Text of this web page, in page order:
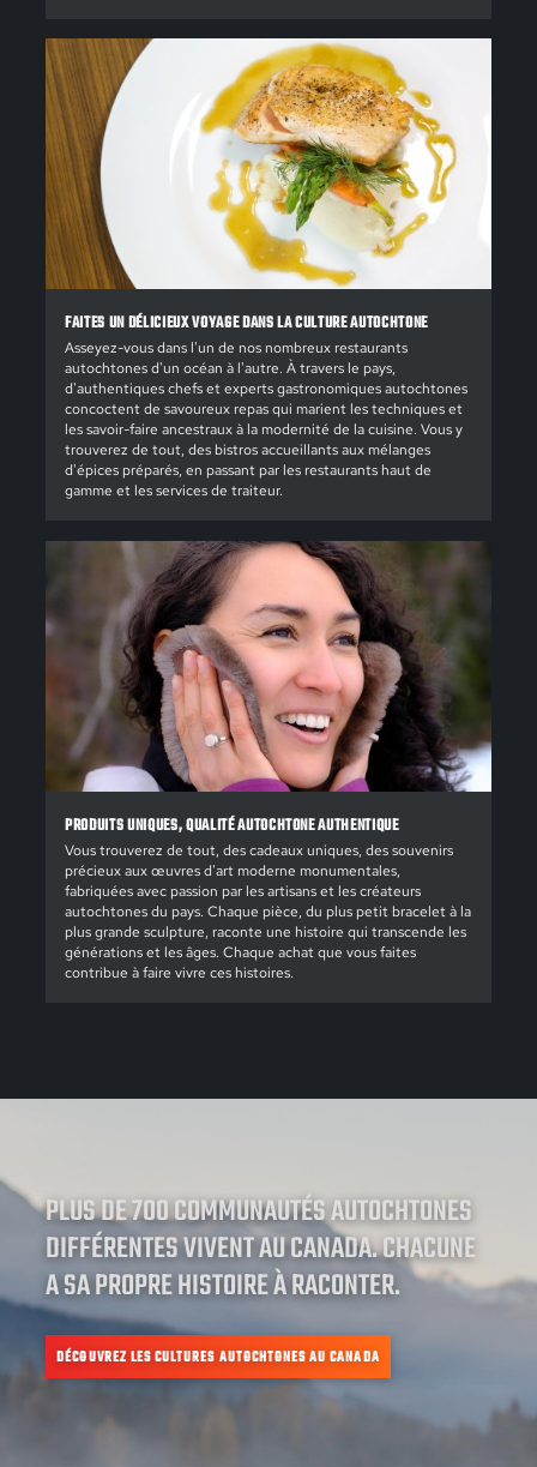
FAITES UN DÉLICIEUX VOYAGE DANS LA CULTURE AUTOCHTONE
Asseyez-vous dans l'un de nos nombreux restaurants
autochtones d'un océan à l'autre. À travers le pays,
d'authentiques chefs et experts gastronomiques autochtones
concoctent de savoureux repas qui marient les techniques et
les savoir-faire ancestraux à la modernité de la cuisine. Vous y
trouverez de tout, des bistros accueillants aux mélanges
d'épices préparés, en passant par les restaurants haut de
gamme et les services de traiteur.
PRODUITS UNIQUES, QUALITÉ AUTOCHTONE AUTHENTIQUE
Vous trouverez de tout, des cadeaux uniques, des souvenirs
précieux aux œuvres d'art moderne monumentales,
fabriquées avec passion par les artisans et les créateurs
autochtones du pays. Chaque pièce, du plus petit bracelet à la
plus grande sculpture, raconte une histoire qui transcende les
générations et les âges. Chaque achat que vous faites
contribue à faire vivre ces histoires.
PLUS DE 700 COMMUNAUTÉS AUTOCHTONES
DIFFÉRENTES VIVENT AU CANADA. CHACUNE
A SA PROPRE HISTOIRE À RACONTER.
DÉCOUVREZ LES CULTURES AUTOCHTONES AU CANADA